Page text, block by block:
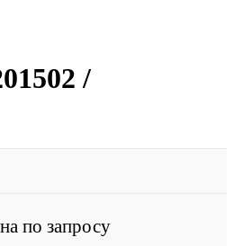
/
по запросу